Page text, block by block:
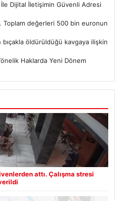
Dijital İletişimin Güvenli Adresi
Toplam değerleri 500 bin euronun
bıçakla öldürüldüğü kavgaya ilişkin
Haklarda Yeni Dönem
attı. Çalışma stresi